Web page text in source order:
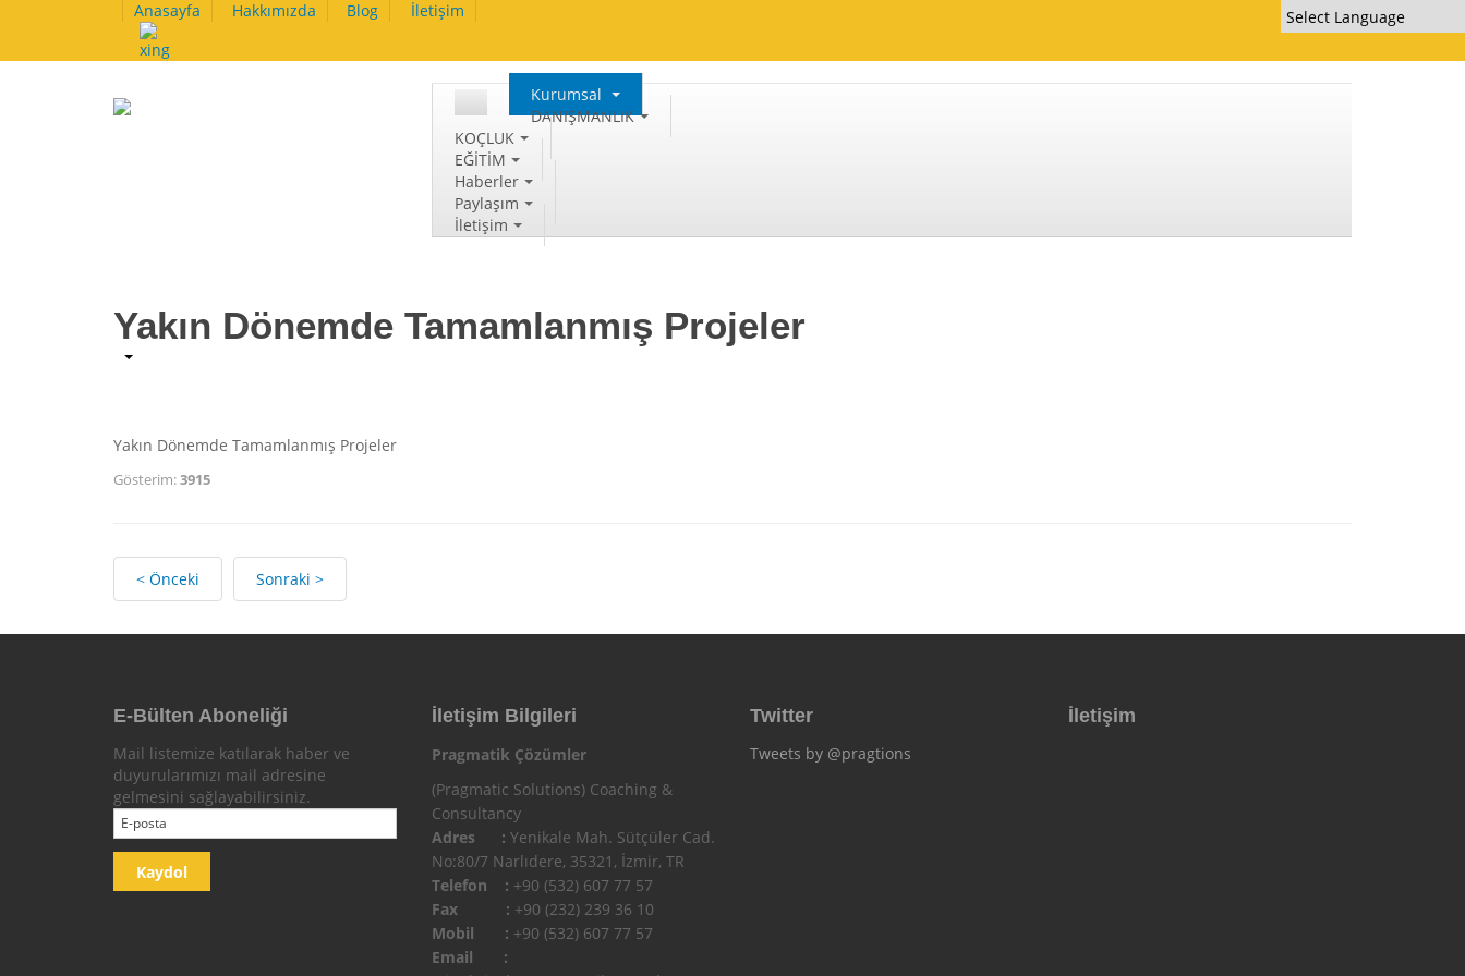
Anasayfa Hakkımızda Blog İletişim
Kurumsal
DANIŞMANLIK
KOÇLUK
EĞİTİM
Haberler
Paylaşım
İletişim
Yakın Dönemde Tamamlanmış Projeler
Yakın Dönemde Tamamlanmış Projeler
Gösterim:3915
< Önceki Sonraki >
E-Bülten Aboneliği
Mail listemize katılarak haber ve
duyurularımızı mail adresine
gelmesini sağlayabilirsiniz.
İletişim Bilgileri
Pragmatik Çözümler
(Pragmatic Solutions) Coaching &
Consultancy
Adres : Yenikale Mah. Sütçüler Cad.
No:80/7 Narlıdere, 35321, İzmir, TR
Telefon : +90 (532) 607 77 57
Fax : +90 (232) 239 36 10
Mobil : +90 (532) 607 77 57
Email :
Twitter
Tweets by @pragtions
İletişim